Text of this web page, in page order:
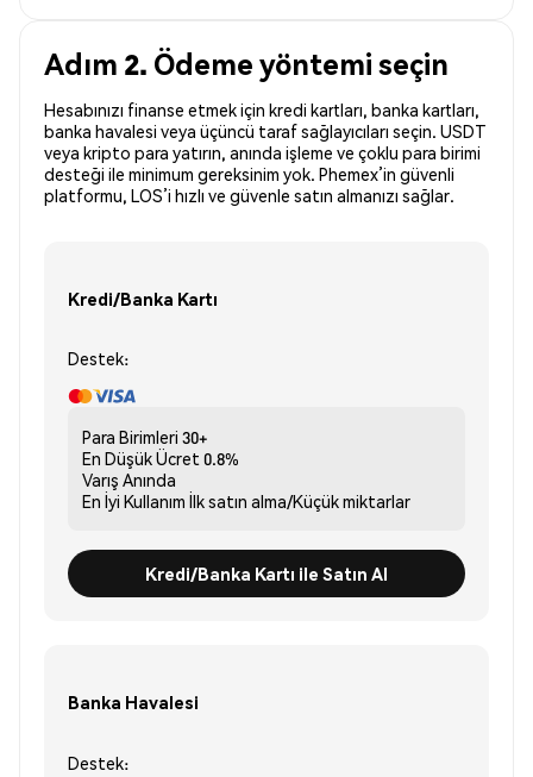
Adım 2. Ödeme yöntemi seçin
Hesabınızı finanse etmek için kredi kartları, banka kartları,
banka havalesi veya üçüncü taraf sağlayıcıları seçin. USDT
veya kripto para yatırın, anında işleme ve çoklu para birimi
desteği ile minimum gereksinim yok. Phemex’in güvenli
platformu, LOS’i hızlı ve güvenle satın almanızı sağlar.
Kredi/Banka Kartı
Destek:
Para Birimleri 30+
En Düşük Ücret 0.8%
Varış Anında
En İyi Kullanım İlk satın alma/Küçük miktarlar
Kredi/Banka Kartı ile Satın Al
Banka Havalesi
Destek: